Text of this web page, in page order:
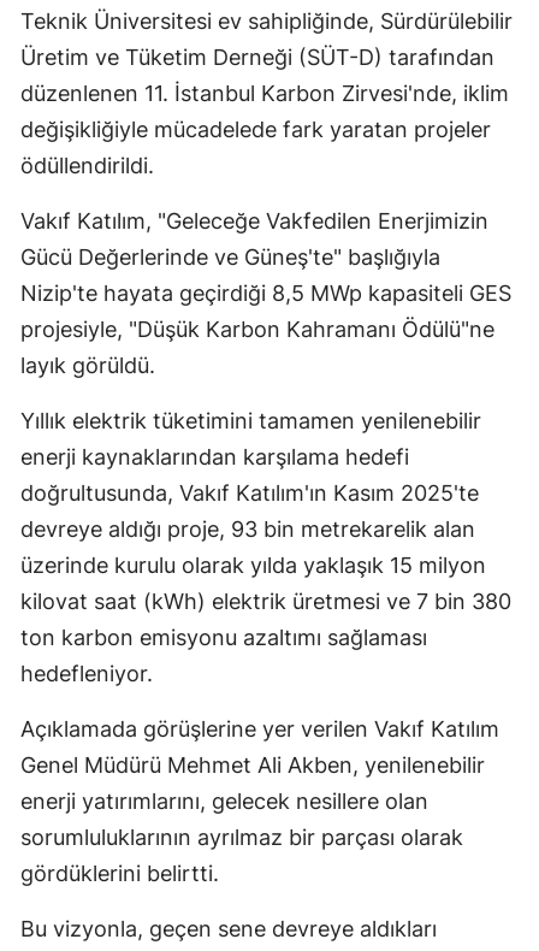
Teknik Üniversitesi ev sahipliğinde, Sürdürülebilir
Üretim ve Tüketim Derneği (SÜT-D) tarafından
düzenlenen 11. İstanbul Karbon Zirvesi'nde, iklim
değişikliğiyle mücadelede fark yaratan projeler
ödüllendirildi.
Vakıf Katılım, "Geleceğe Vakfedilen Enerjimizin
Gücü Değerlerinde ve Güneş'te" başlığıyla
Nizip'te hayata geçirdiği 8,5 MWp kapasiteli GES
projesiyle, "Düşük Karbon Kahramanı Ödülü"ne
layık görüldü.
Yıllık elektrik tüketimini tamamen yenilenebilir
enerji kaynaklarından karşılama hedefi
doğrultusunda, Vakıf Katılım'ın Kasım 2025'te
devreye aldığı proje, 93 bin metrekarelik alan
üzerinde kurulu olarak yılda yaklaşık 15 milyon
kilovat saat (kWh) elektrik üretmesi ve 7 bin 380
ton karbon emisyonu azaltımı sağlaması
hedefleniyor.
Açıklamada görüşlerine yer verilen Vakıf Katılım
Genel Müdürü Mehmet Ali Akben, yenilenebilir
enerji yatırımlarını, gelecek nesillere olan
sorumluluklarının ayrılmaz bir parçası olarak
gördüklerini belirtti.
Bu vizyonla, geçen sene devreye aldıkları